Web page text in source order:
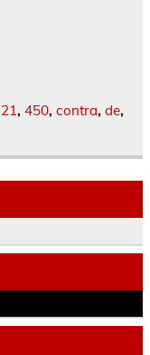
21, 450, contra, de,